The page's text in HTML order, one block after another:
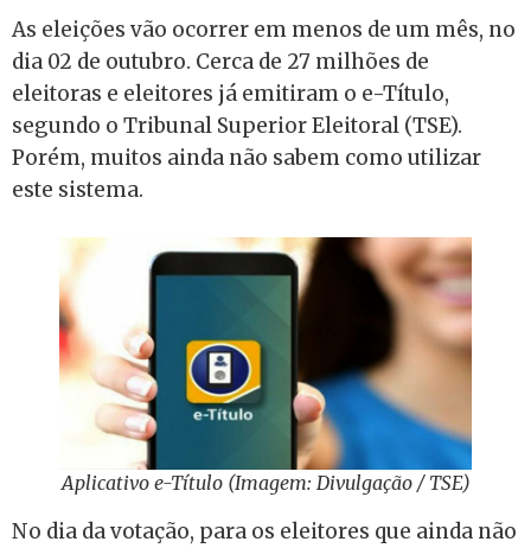
As eleições vão ocorrer em menos de um mês, no
dia 02 de outubro. Cerca de 27 milhões de
eleitoras e eleitores já emitiram o e-Título,
segundo o Tribunal Superior Eleitoral (TSE).
Porém, muitos ainda não sabem como utilizar
este sistema.
Aplicativo e-Título (Imagem: Divulgação / TSE)
No dia da votação, para os eleitores que ainda não